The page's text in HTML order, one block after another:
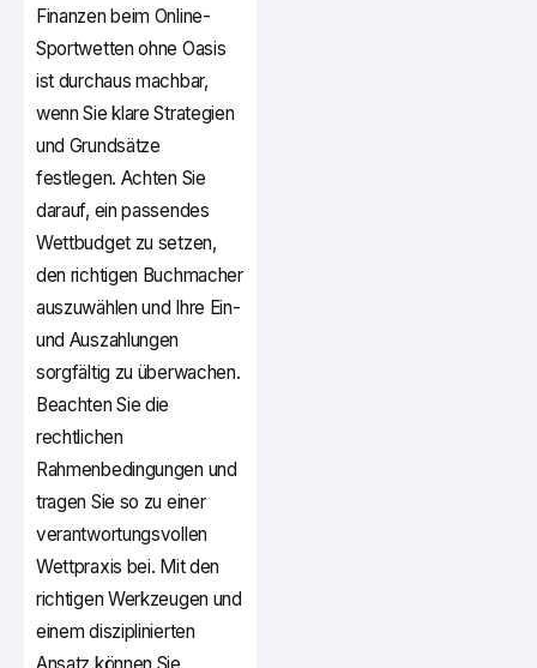
Finanzen beim Online-
Sportwetten ohne Oasis
ist durchaus machbar,
wenn Sie klare Strategien
und Grundsätze
festlegen. Achten Sie
darauf, ein passendes
Wettbudget zu setzen,
den richtigen Buchmacher
auszuwählen und Ihre Ein-
und Auszahlungen
sorgfältig zu überwachen.
Beachten Sie die
rechtlichen
Rahmenbedingungen und
tragen Sie so zu einer
verantwortungsvollen
Wettpraxis bei. Mit den
richtigen Werkzeugen und
einem disziplinierten